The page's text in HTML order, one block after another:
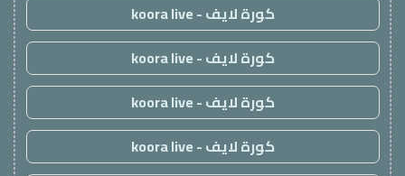
كورة لايف - koora live
كورة لايف - koora live
كورة لايف - koora live
كورة لايف - koora live